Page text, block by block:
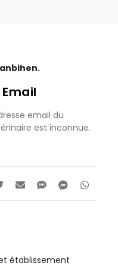
Email
email du
est inconnue.
établissement